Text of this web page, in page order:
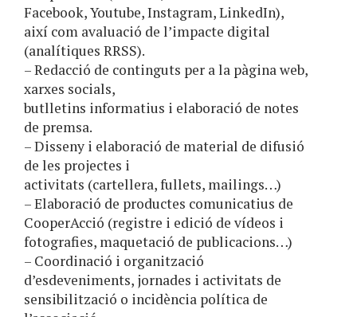
Facebook, Youtube, Instagram, LinkedIn),
així com avaluació de l’impacte digital
(analítiques RRSS).
– Redacció de continguts per a la pàgina web,
xarxes socials,
butlletins informatius i elaboració de notes
de premsa.
– Disseny i elaboració de material de difusió
de les projectes i
activitats (cartellera, fullets, mailings…)
– Elaboració de productes comunicatius de
CooperAcció (registre i edició de vídeos i
fotografies, maquetació de publicacions…)
– Coordinació i organització
d’esdeveniments, jornades i activitats de
sensibilització o incidència política de